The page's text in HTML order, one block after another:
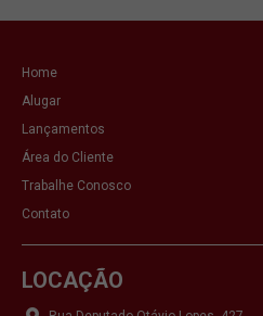
Home
Alugar
Lançamentos
Área do Cliente
Trabalhe Conosco
Contato
LOCAÇÃO